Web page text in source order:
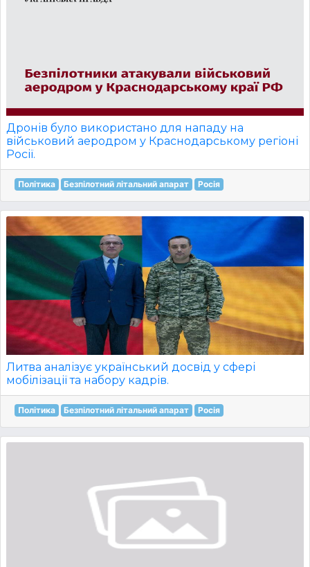
Дронів було використано для нападу на
військовий аеродром у Краснодарському регіоні
Росії.
Політика Безпілотний літальний апарат Росія
Литва аналізує український досвід у сфері
мобілізації та набору кадрів.
Політика Безпілотний літальний апарат Росія